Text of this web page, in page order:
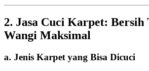
2. Jasa Cuci Karpet: Bersih
Wangi Maksimal
a. Jenis Karpet yang Bisa Dicuci